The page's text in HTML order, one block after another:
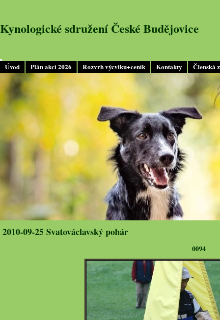
Úvod Plán akcí 2026 Rozvrh výcviku+ceník Kontakty Členská
Kynologické sdružení České Budějovice
2010-09-25 Svatováclavský pohár
0094